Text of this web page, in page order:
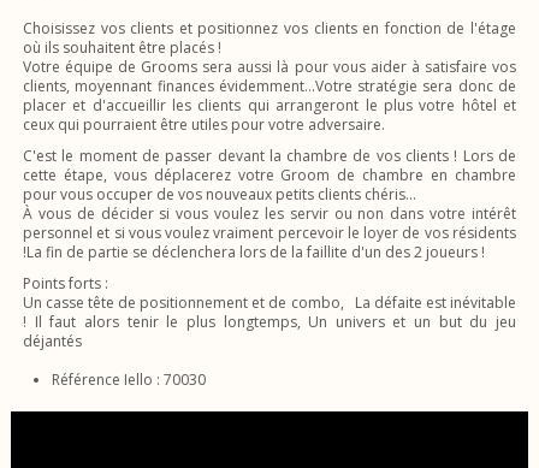
Choisissez vos clients et positionnez vos clients en fonction de l'étage
où ils souhaitent être placés !
Votre équipe de Grooms sera aussi là pour vous aider à satisfaire vos
clients, moyennant finances évidemment...Votre stratégie sera donc de
placer et d'accueillir les clients qui arrangeront le plus votre hôtel et
ceux qui pourraient être utiles pour votre adversaire.
C'est le moment de passer devant la chambre de vos clients ! Lors de
cette étape, vous déplacerez votre Groom de chambre en chambre
pour vous occuper de vos nouveaux petits clients chéris...
À vous de décider si vous voulez les servir ou non dans votre intérêt
personnel et si vous voulez vraiment percevoir le loyer de vos résidents
!La fin de partie se déclenchera lors de la faillite d'un des 2 joueurs !
Points forts :
Un casse tête de positionnement et de combo, La défaite est inévitable
! Il faut alors tenir le plus longtemps, Un univers et un but du jeu
déjantés
Référence Iello : 70030